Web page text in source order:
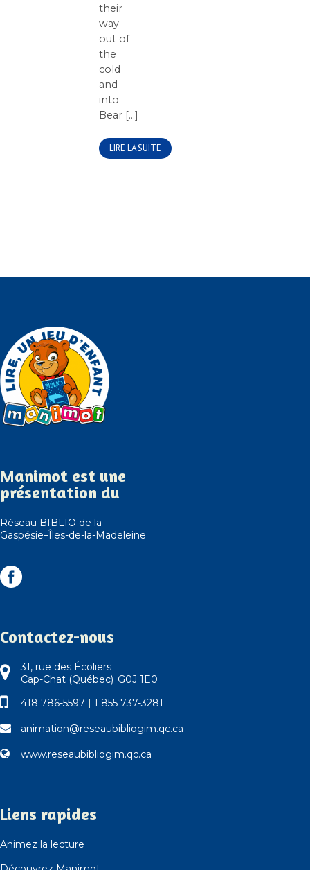
their
way
out of
the
cold
and
into
Bear [...]
LIRE LA SUITE
Manimot est une
présentation du
Réseau BIBLIO de la
Gaspésie–Îles-de-la-Madeleine
Contactez-nous
31, rue des Écoliers
Cap-Chat (Québec) G0J 1E0
418 786-5597
1 855 737-3281
animation@reseaubibliogim.qc.ca
www.reseaubibliogim.qc.ca
Liens rapides
Animez la lecture